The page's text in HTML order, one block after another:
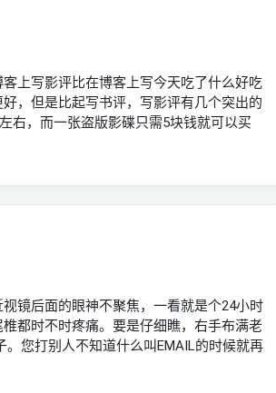
上写影评比在博客上写今天吃了什么好吃
，但是比起写书评，写影评有几个突出的
右，而一张盗版影碟只需5块钱就可以买
镜后面的眼神不聚焦，一看就是个24小时
都时不时疼痛。要是仔细瞧，右手布满老
您打别人不知道什么叫EMAIL的时候就再